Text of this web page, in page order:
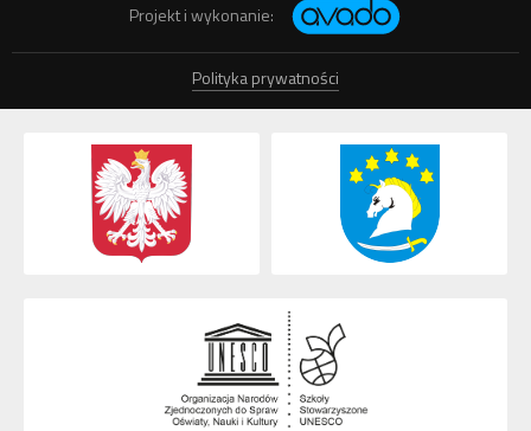
Projekt i wykonanie:
Polityka prywatności